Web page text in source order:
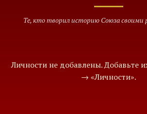
Те, кто творил историю Союза своими
Личности не добавлены. Добавьте
→ «Личности».